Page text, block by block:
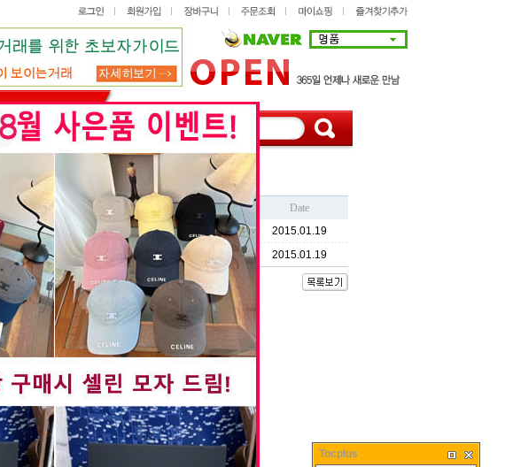
명품의류
Name Hit
Date
명품캐치 2,761
2015.01.19
명품캐치 1,810 2015.01.19
Tocplus